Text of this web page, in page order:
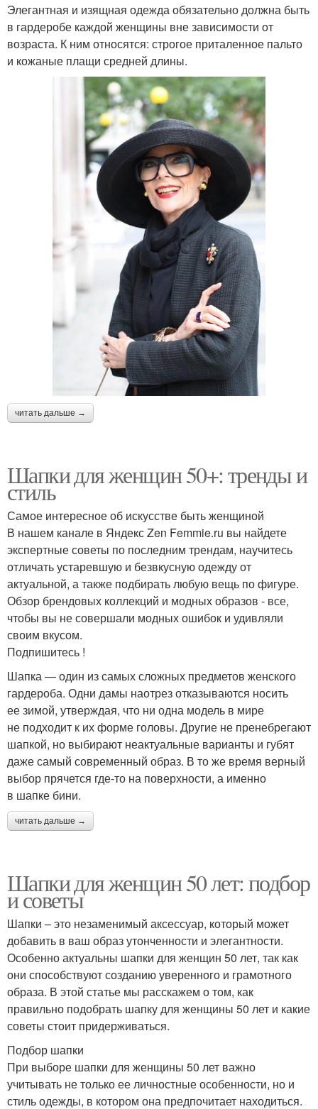
Элегантная и изящная одежда обязательно должна быть
в гардеробе каждой женщины вне зависимости от
возраста. К ним относятся: строгое приталенное пальто
и кожаные плащи средней длины.
читать дальше →
Шапки для женщин 50+: тренды и
стиль
Самое интересное об искусстве быть женщиной
В нашем канале в Яндекс Zen Femmie.ru вы найдете
экспертные советы по последним трендам, научитесь
отличать устаревшую и безвкусную одежду от
актуальной, а также подбирать любую вещь по фигуре.
Обзор брендовых коллекций и модных образов - все,
чтобы вы не совершали модных ошибок и удивляли
своим вкусом.
Подпишитесь !
Шапка — один из самых сложных предметов женского
гардероба. Одни дамы наотрез отказываются носить
ее зимой, утверждая, что ни одна модель в мире
не подходит к их форме головы. Другие не пренебрегают
шапкой, но выбирают неактуальные варианты и губят
даже самый современный образ. В то же время верный
выбор прячется где-то на поверхности, а именно
в шапке бини.
читать дальше →
Шапки для женщин 50 лет: подбор
и советы
Шапки – это незаменимый аксессуар, который может
добавить в ваш образ утонченности и элегантности.
Особенно актуальны шапки для женщин 50 лет, так как
они способствуют созданию уверенного и грамотного
образа. В этой статье мы расскажем о том, как
правильно подобрать шапку для женщины 50 лет и какие
советы стоит придерживаться.
Подбор шапки
При выборе шапки для женщины 50 лет важно
учитывать не только ее личностные особенности, но и
стиль одежды, в котором она предпочитает находиться.